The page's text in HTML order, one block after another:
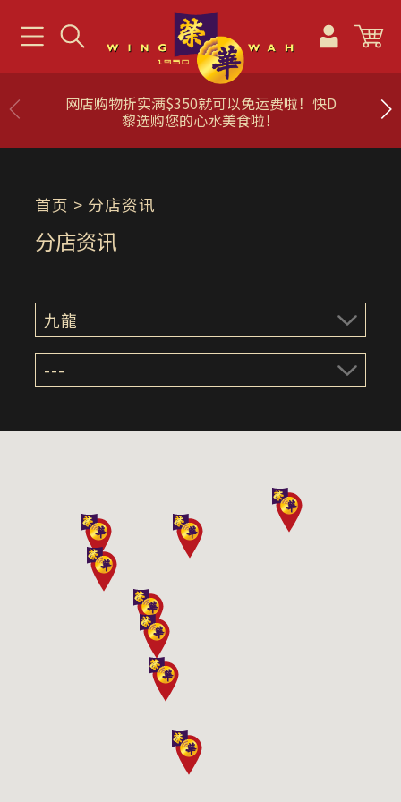
网店购物折实满$350就可以免运费啦！快D
黎选购您的心水美食啦！
首页 > 分店资讯
分店资讯